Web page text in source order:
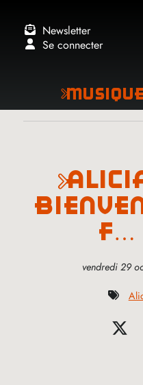
Newsletter
Se connecter
Musique
alicia fiorucci :
f…
vendredi 29